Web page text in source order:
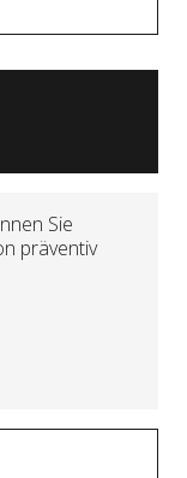
Sie
präventiv